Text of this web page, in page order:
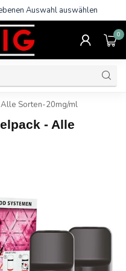
Auswahl auswählen
0
Sorten-20mg/ml
- Alle